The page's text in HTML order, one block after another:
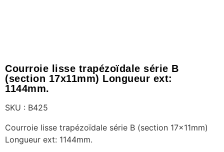
Courroie lisse trapézoïdale série B
(section 17x11mm) Longueur ext:
1144mm.
SKU : B425
Courroie lisse trapézoïdale série B (section 17x11mm)
Longueur ext: 1144mm.